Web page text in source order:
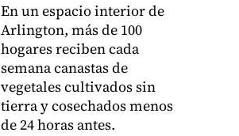
En un espacio interior de
Arlington, más de 100
hogares reciben cada
semana canastas de
vegetales cultivados sin
tierra y cosechados menos
de 24 horas antes.